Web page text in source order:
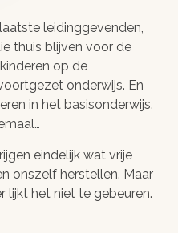
leidinggevenden,
thuis blijven voor de
op de
onderwijs. En
in het basisonderwijs.
eindelijk wat vrije
onszelf herstellen. Maar
lijkt het niet te gebeuren.